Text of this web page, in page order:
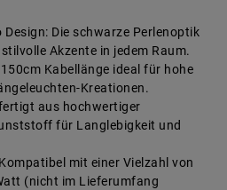
Die schwarze Perlenoptik
Akzente in jedem Raum.
Kabellänge ideal für hohe
Kreationen.
aus hochwertiger
für Langlebigkeit und
mit einer Vielzahl von
(nicht im Lieferumfang